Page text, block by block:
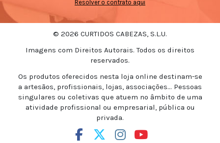
Resolver o contrato aqui
© 2026 CURTIDOS CABEZAS, S.L.U.
Imagens com Direitos Autorais. Todos os direitos
reservados.
Os produtos oferecidos nesta loja online destinam-se
a artesãos, profissionais, lojas, associações... Pessoas
singulares ou coletivas que atuem no âmbito de uma
atividade profissional ou empresarial, pública ou
privada.